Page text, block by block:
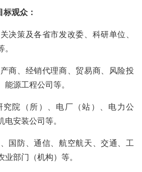
标观众：
决策及各省市发改委、科研单位、
商、经销代理商、贸易商、风险投
源工程公司等。
院（所）、电厂（站）、电力公
安装公司等。
国防、通信、航空航天、交通、工
部门（机构）等。